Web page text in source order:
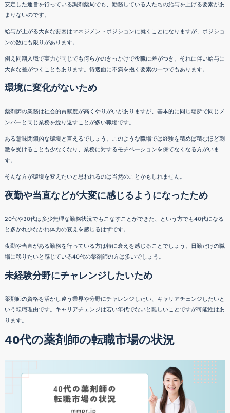
安定した運営を行っている調剤薬局でも、勤務している人たちの給与を上げる要素があ
まりないのです。
給与が上がる大きな要因はマネジメントポジションに就くことになりますが、ポジショ
ンの数にも限りがあります。
例え同期入職で実力が同じでも何らかのきっかけで役職に差がつき、それに伴い給与に
大きな差がつくこともあります。待遇面に不満を抱く要素の一つでもあります。
環境に変化がないため
薬剤師の業務は社会的貢献度が高くやりがいがありますが、基本的に同じ場所で同じメ
ンバーと同じ業務を繰り返すことが多い職場です。
ある意味閉鎖的な環境と言えるでしょう。このような職場では経験を積めば積むほど刺
激を受けることも少なくなり、業務に対するモチベーションを保てなくなる方がいま
す。
そんな方が環境を変えたいと思われるのは当然のことかもしれません。
夜勤や当直などが大変に感じるようになったため
20代や30代は多少無理な勤務状況でもこなすことができた、という方でも40代になる
と多かれ少なかれ体力の衰えを感じるはずです。
夜勤や当直がある勤務を行っている方は特に衰えを感じることでしょう。日勤だけの職
場に移りたいと感じている40代の薬剤師の方は多いでしょう。
未経験分野にチャレンジしたいため
薬剤師の資格を活かし違う業界や分野にチャレンジしたい、キャリアチェンジしたいと
いう転職理由です。キャリアチェンジは若い年代でないと難しいことですが可能性はあ
ります。
40代の薬剤師の転職市場の状況